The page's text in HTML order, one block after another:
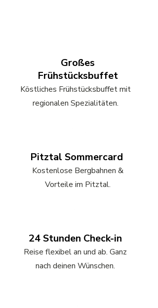
Großes
Frühstücksbuffet
Köstliches Frühstücksbuffet mit
regionalen Spezialitäten.
Pitztal Sommercard
Kostenlose Bergbahnen &
Vorteile im Pitztal.
24 Stunden Check-in
Reise flexibel an und ab. Ganz
nach deinen Wünschen.